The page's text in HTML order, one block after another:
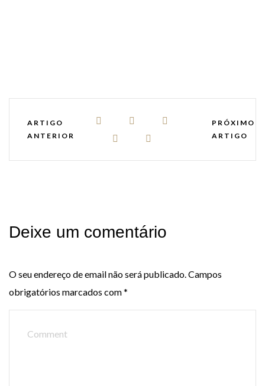
ARTIGO
ANTERIOR
PRÓXIMO
ARTIGO
Deixe um comentário
O seu endereço de email não será publicado.Campos
obrigatórios marcados com*